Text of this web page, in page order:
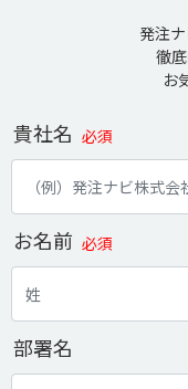
発注
徹
お
貴社名 必須
お名前 必須
部署名